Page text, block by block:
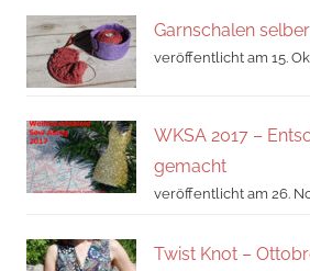
Garnschalen
veröffentlicht am 15.
WKSA 2017 –
gemacht
veröffentlicht am 26.
Twist Knot –